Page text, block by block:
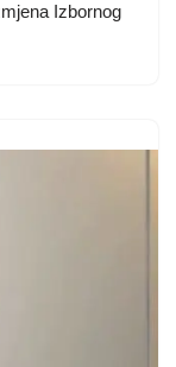
Izbornog